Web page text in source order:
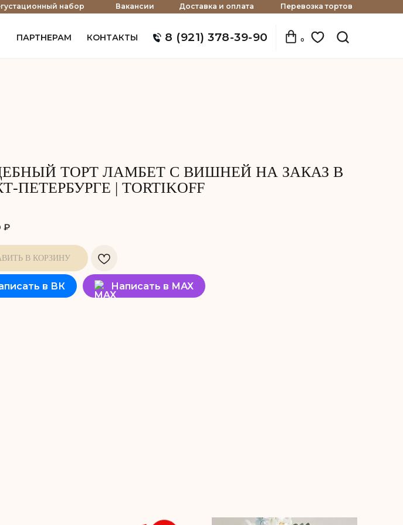
Вакансии
набор Доставка и оплата Перевозка тортов
8 (921) 378-39-90
КОНТАКТЫ
ПАРТНЕРАМ 0
ТОРТ ЛАМБЕТ С ВИШНЕЙ НА ЗАКАЗ В
ПЕТЕРБУРГЕ | TORTIKOFF
₽
В КОРЗИНУ
в ВК Написать в МАХ